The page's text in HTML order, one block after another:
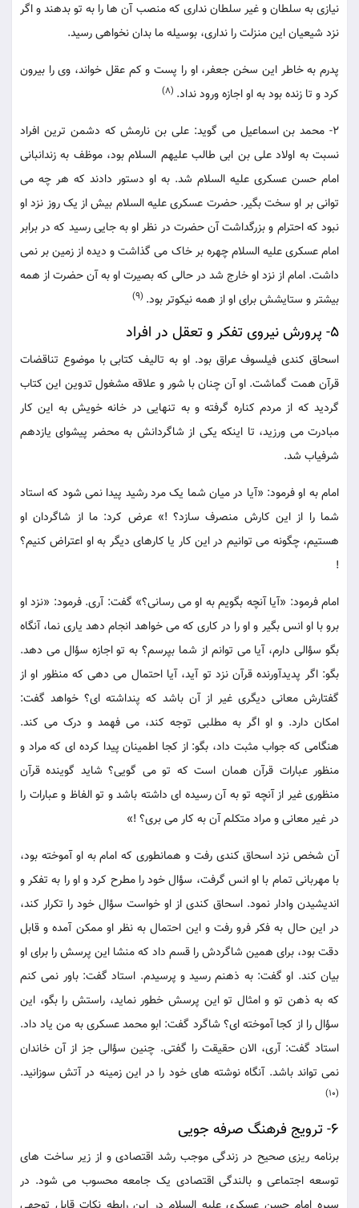
نیازی به سلطان و غیر سلطان نداری که منصب آن ها را به تو بدهند و اگر
نزد شیعیان این منزلت را نداری، بوسیله ما بدان نخواهی رسید.
پدرم به خاطر این سخن جعفر، او را پست و کم عقل خواند، وی را بیرون
کرد و تا زنده بود به او اجازه ورود نداد. (8)
2- محمد بن اسماعیل می گوید: علی بن نارمش که دشمن ترین افراد
نسبت به اولاد علی بن ابی طالب علیهم السلام بود، موظف به زندانبانی
امام حسن عسکری علیه السلام شد. به او دستور دادند که هر چه می
توانی بر او سخت بگیر. حضرت عسکری علیه السلام بیش از یک روز نزد او
نبود که احترام و بزرگداشت آن حضرت در نظر او به جایی رسید که در برابر
امام عسکری علیه السلام چهره بر خاک می گذاشت و دیده از زمین بر نمی
داشت. امام از نزد او خارج شد در حالی که بصیرت او به آن حضرت از همه
بیشتر و ستایشش برای او از همه نیکوتر بود. (9)
5- پرورش نیروی تفکر و تعقل در افراد
اسحاق کندی فیلسوف عراق بود. او به تالیف کتابی با موضوع تناقضات
قرآن همت گماشت. او آن چنان با شور و علاقه مشغول تدوین این کتاب
گردید که از مردم کناره گرفته و به تنهایی در خانه خویش به این کار
مبادرت می ورزید، تا اینکه یکی از شاگردانش به محضر پیشوای یازدهم
شرفیاب شد.
امام به او فرمود: «آیا در میان شما یک مرد رشید پیدا نمی شود که استاد
شما را از این کارش منصرف سازد؟ !» عرض کرد: ما از شاگردان او
هستیم، چگونه می توانیم در این کار یا کارهای دیگر به او اعتراض کنیم؟
!
امام فرمود: «آیا آنچه بگویم به او می رسانی؟» گفت: آری. فرمود: «نزد او
برو با او انس بگیر و او را در کاری که می خواهد انجام دهد یاری نما، آنگاه
بگو سؤالی دارم، آیا می توانم از شما بپرسم؟ به تو اجازه سؤال می دهد.
بگو: اگر پدیدآورنده قرآن نزد تو آید، آیا احتمال می دهی که منظور او از
گفتارش معانی دیگری غیر از آن باشد که پنداشته ای؟ خواهد گفت:
امکان دارد. و او اگر به مطلبی توجه کند، می فهمد و درک می کند.
هنگامی که جواب مثبت داد، بگو: از کجا اطمینان پیدا کرده ای که مراد و
منظور عبارات قرآن همان است که تو می گویی؟ شاید گوینده قرآن
منظوری غیر از آنچه تو به آن رسیده ای داشته باشد و تو الفاظ و عبارات را
در غیر معانی و مراد متکلم آن به کار می بری؟ !»
آن شخص نزد اسحاق کندی رفت و همانطوری که امام به او آموخته بود،
با مهربانی تمام با او انس گرفت، سؤال خود را مطرح کرد و او را به تفکر و
اندیشیدن وادار نمود. اسحاق کندی از او خواست سؤال خود را تکرار کند،
در این حال به فکر فرو رفت و این احتمال به نظر او ممکن آمده و قابل
دقت بود، برای همین شاگردش را قسم داد که منشا این پرسش را برای او
بیان کند. او گفت: به ذهنم رسید و پرسیدم. استاد گفت: باور نمی کنم
که به ذهن تو و امثال تو این پرسش خطور نماید، راستش را بگو، این
سؤال را از کجا آموخته ای؟ شاگرد گفت: ابو محمد عسکری به من یاد داد.
استاد گفت: آری، الان حقیقت را گفتی. چنین سؤالی جز از آن خاندان
نمی تواند باشد. آنگاه نوشته های خود را در این زمینه در آتش سوزانید.
(10)
6- ترویج فرهنگ صرفه جویی
برنامه ریزی صحیح در زندگی موجب رشد اقتصادی و از زیر ساخت های
توسعه اجتماعی و بالندگی اقتصادی یک جامعه محسوب می شود. در